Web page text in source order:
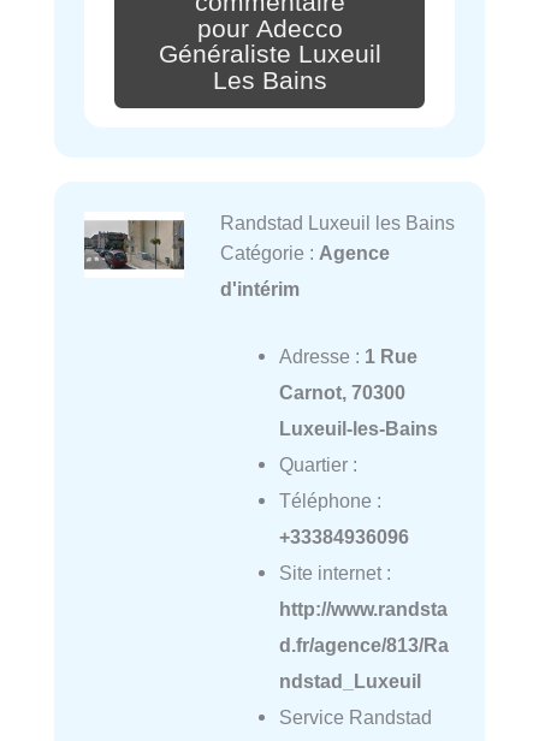
pour Adecco
Généraliste Luxeuil
Les Bains
Randstad Luxeuil les Bains
Catégorie : Agence
d'intérim
Adresse : 1 Rue
Carnot, 70300
Luxeuil-les-Bains
Quartier :
Téléphone :
+33384936096
Site internet :
http://www.randsta
d.fr/agence/813/Ra
ndstad_Luxeuil
Service Randstad